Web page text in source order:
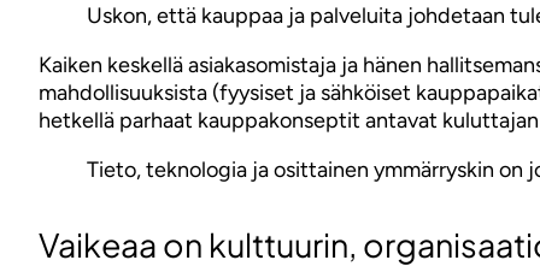
Uskon, että kauppaa ja palveluita johdetaan
Kaiken keskellä asiakasomistaja ja hänen
mahdollisuuksista (fyysiset ja sähköiset
hetkellä parhaat kauppakonseptit antavat
Tieto, teknologia ja osittainen ymmärryskin on
Vaikeaa on kulttuurin,